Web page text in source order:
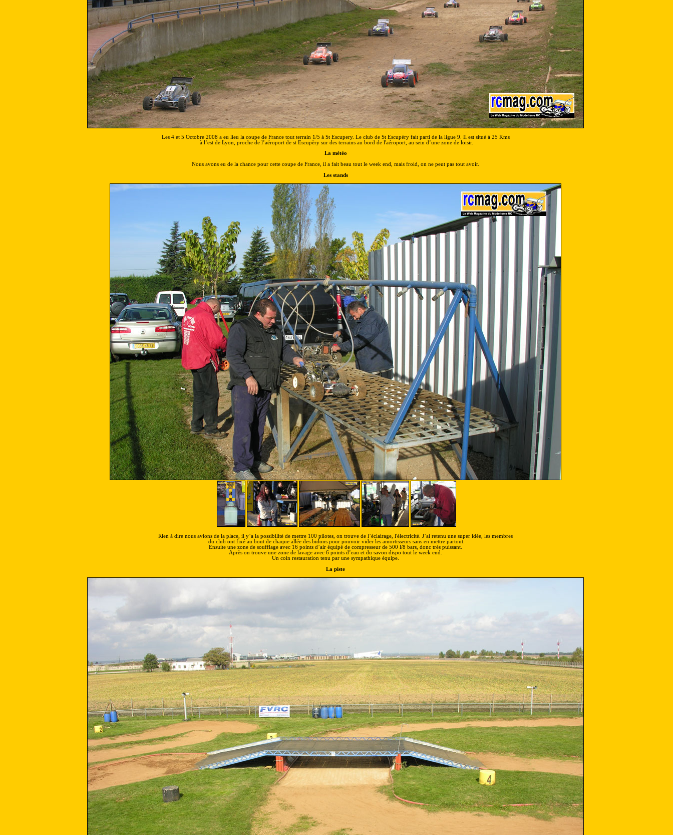
Les 4 et 5 Octobre 2008 a eu lieu la coupe de France tout terrain 1/5 à St Escupery. Le club de St Escupéry fait parti de la ligue 9. Il est situé à 25 Kms
à l’est de Lyon, proche de l’aéroport de st Escupèry sur des terrains au bord de l'aéroport, au sein d’une zone de loisir.
La météo
Nous avons eu de la chance pour cette coupe de France, il a fait beau tout le week end, mais froid, on ne peut pas tout avoir.
Les stands
Rien à dire nous avions de la place, il y’a la possibilité de mettre 100 pilotes, on trouve de l’éclairage, l'électricité. J’ai retenu une super idée, les membres
du club ont fixé au bout de chaque allée des bidons pour pouvoir vider les amortisseurs sans en mettre partout.
Ensuite une zone de soufflage avec 16 points d’air équipé de compresseur de 500 l/8 bars, donc très puissant.
Après on trouve une zone de lavage avec 6 points d’eau et du savon dispo tout le week end.
Un coin restauration tenu par une sympathique équipe.
La piste